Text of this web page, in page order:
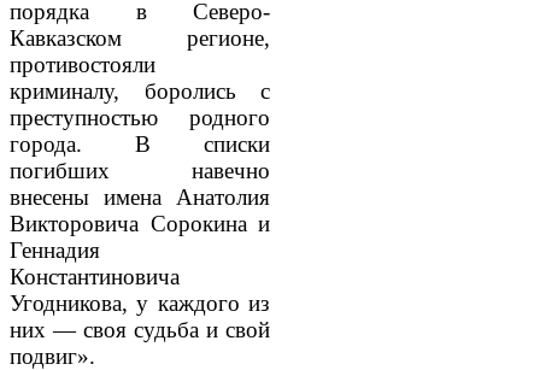
порядка в Северо-
Кавказском регионе,
противостояли
криминалу, боролись с
преступностью родного
города. В списки
погибших навечно
внесены имена Анатолия
Викторовича Сорокина и
Геннадия
Константиновича
Угодникова, у каждого из
них — своя судьба и свой
подвиг».